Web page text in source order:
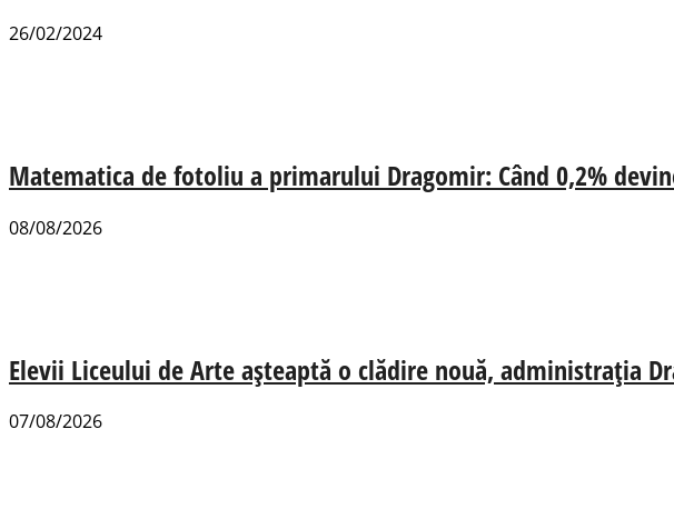
26/02/2024
Matematica de fotoliu a primarului Dragomir: Când 0,2%
08/08/2026
Elevii Liceului de Arte așteaptă o clădire nouă, administrația
07/08/2026